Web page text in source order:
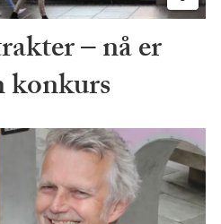
– nå er
konkurs